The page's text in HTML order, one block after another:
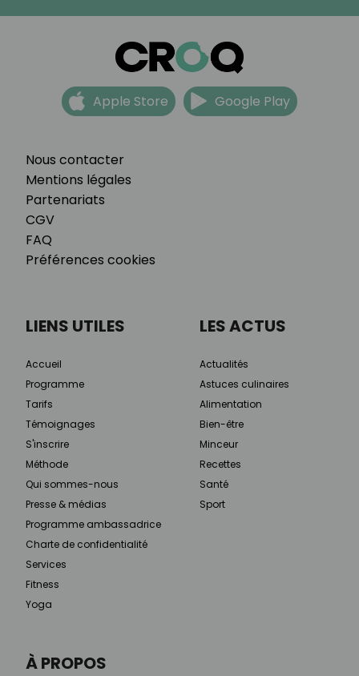
Nous contacter
Mentions légales
Partenariats
CGV
FAQ
Préférences cookies
Apple Store Google Play
À PROPOS
LIENS UTILES
Accueil
Programme
Tarifs
Témoignages
S'inscrire
Méthode
Qui sommes-nous
Presse & médias
Programme ambassadrice
Charte de confidentialité
Services
Fitness
Yoga
LES ACTUS
Actualités
Astuces culinaires
Alimentation
Bien-être
Minceur
Recettes
Santé
Sport